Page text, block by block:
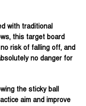
with traditional
this target board
risk of falling off, and
no danger for
the sticky ball
aim and improve